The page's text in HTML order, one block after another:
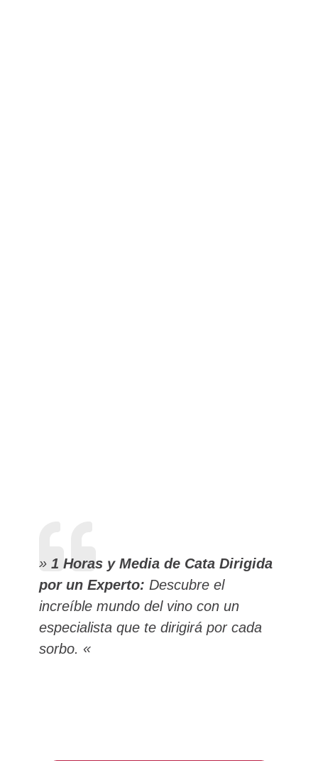
» 1 Horas y Media de Cata Dirigida
por un Experto: Descubre el
increíble mundo del vino con un
especialista que te dirigirá por cada
sorbo. «